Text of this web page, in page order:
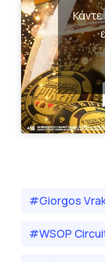
#Giorgos
#WSOP